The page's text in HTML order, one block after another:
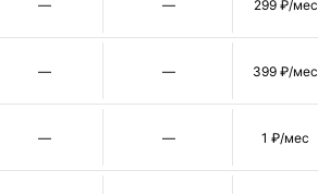
— — 299 ₽/мес
— — 399 ₽/мес
— — 1 ₽/мес